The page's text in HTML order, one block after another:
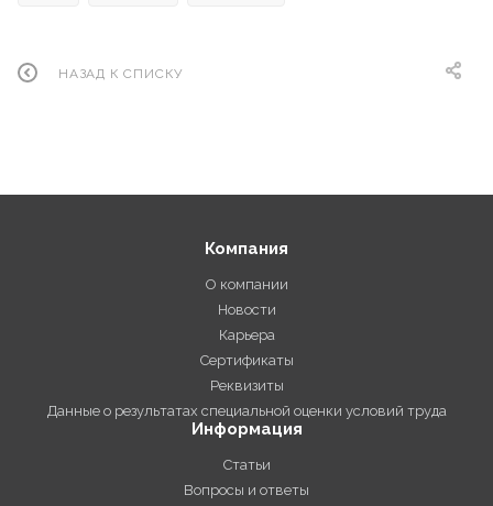
НАЗАД К СПИСКУ
Компания
О компании
Новости
Карьера
Сертификаты
Реквизиты
Данные о результатах специальной оценки условий труда
Информация
Статьи
Вопросы и ответы